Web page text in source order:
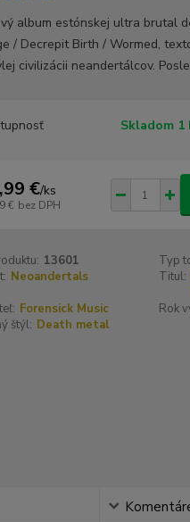
album estónskej ultra brutal
/ Decrepit Birth / Wormed,
civilizácii neandertálcov.
Skladom 1
€/ks
€ bez DPH
13601 Typ
Neoandertals Titul:
Forensick Music Rok
štýl: Death metal